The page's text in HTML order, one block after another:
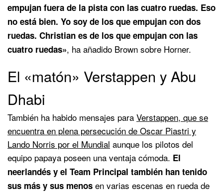
empujan fuera de la pista con las cuatro ruedas. Eso
no está bien. Yo soy de los que empujan con dos
ruedas. Christian es de los que empujan con las
cuatro ruedas», ha añadido Brown sobre Horner.
El «matón» Verstappen y Abu
Dhabi
También ha habido mensajes para Verstappen, que se
encuentra en plena persecución de Oscar Piastri y
Lando Norris por el Mundial aunque los pilotos del
equipo papaya poseen una ventaja cómoda. El
neerlandés y el Team Principal también han tenido
sus más y sus menos en varias escenas en rueda de